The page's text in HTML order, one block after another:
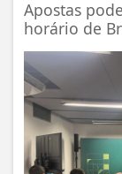
Apostas
horário de